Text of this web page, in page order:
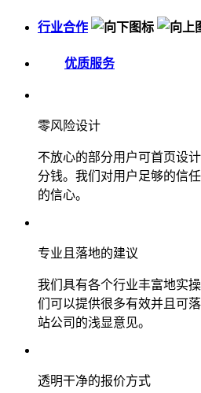
行业合作
优质服务
零风险设计
不放心的部分用户可首页设
分钱。我们对用户足够的信
的信心。
专业且落地的建议
我们具有各个行业丰富地实
们可以提供很多有效并且可
站公司的浅显意见。
透明干净的报价方式